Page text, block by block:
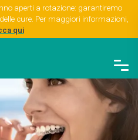
aperti a rotazione: garantiremo
cure. Per maggiori informazioni,
qui